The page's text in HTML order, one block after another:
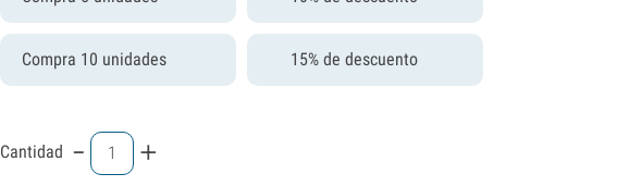
Compra 10 unidades 15% de descuento
Cantidad - +